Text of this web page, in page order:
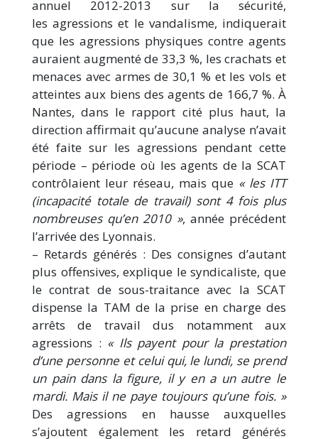
annuel 2012-2013 sur la sécurité,
les agressions et le vandalisme, indiquerait
que les agressions physiques contre agents
auraient augmenté de 33,3 %, les crachats et
menaces avec armes de 30,1 % et les vols et
atteintes aux biens des agents de 166,7 %. À
Nantes, dans le rapport cité plus haut, la
direction affirmait qu’aucune analyse n’avait
été faite sur les agressions pendant cette
période – période où les agents de la SCAT
contrôlaient leur réseau, mais que « les ITT
(incapacité totale de travail) sont 4 fois plus
nombreuses qu’en 2010 », année précédent
l’arrivée des Lyonnais.
– Retards générés : Des consignes d’autant
plus offensives, explique le syndicaliste, que
le contrat de sous-traitance avec la SCAT
dispense la TAM de la prise en charge des
arrêts de travail dus notamment aux
agressions : « Ils payent pour la prestation
d’une personne et celui qui, le lundi, se prend
un pain dans la figure, il y en a un autre le
mardi. Mais il ne paye toujours qu’une fois. »
Des agressions en hausse auxquelles
s’ajoutent également les retard générés